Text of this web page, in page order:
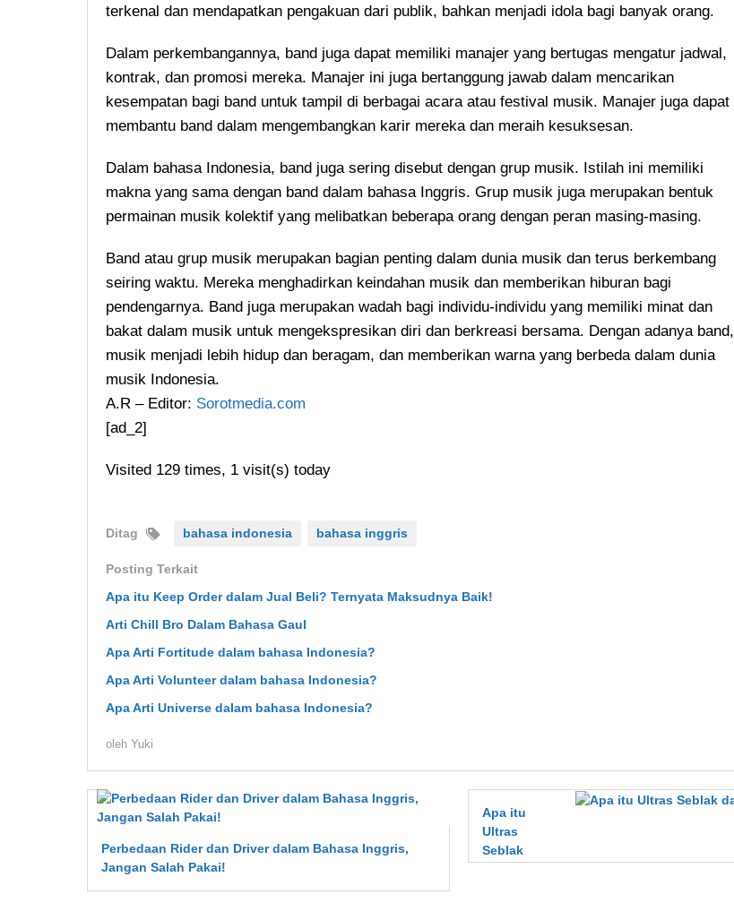
terkenal dan mendapatkan pengakuan dari publik, bahkan menjadi idola bagi banyak orang.
Dalam perkembangannya, band juga dapat memiliki manajer yang bertugas mengatur jadwal,
kontrak, dan promosi mereka. Manajer ini juga bertanggung jawab dalam mencarikan
kesempatan bagi band untuk tampil di berbagai acara atau festival musik. Manajer juga dapat
membantu band dalam mengembangkan karir mereka dan meraih kesuksesan.
Dalam bahasa Indonesia, band juga sering disebut dengan grup musik. Istilah ini memiliki
makna yang sama dengan band dalam bahasa Inggris. Grup musik juga merupakan bentuk
permainan musik kolektif yang melibatkan beberapa orang dengan peran masing-masing.
Band atau grup musik merupakan bagian penting dalam dunia musik dan terus berkembang
seiring waktu. Mereka menghadirkan keindahan musik dan memberikan hiburan bagi
pendengarnya. Band juga merupakan wadah bagi individu-individu yang memiliki minat dan
bakat dalam musik untuk mengekspresikan diri dan berkreasi bersama. Dengan adanya band,
musik menjadi lebih hidup dan beragam, dan memberikan warna yang berbeda dalam dunia
musik Indonesia.
A.R – Editor: Sorotmedia.com
[ad_2]
Visited 129 times, 1 visit(s) today
Ditag bahasa indonesia bahasa inggris
Posting Terkait
Apa itu Keep Order dalam Jual Beli? Ternyata Maksudnya Baik!
Arti Chill Bro Dalam Bahasa Gaul
Apa Arti Fortitude dalam bahasa Indonesia?
Apa Arti Volunteer dalam bahasa Indonesia?
Apa Arti Universe dalam bahasa Indonesia?
oleh Yuki
Perbedaan Rider dan Driver dalam Bahasa Inggris,
Jangan Salah Pakai!
Apa itu
Ultras
Seblak